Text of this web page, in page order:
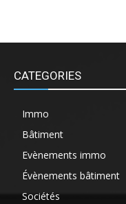
CATEGORIES
Immo
Bâtiment
Evènements immo
Évènements bâtiment
Sociétés